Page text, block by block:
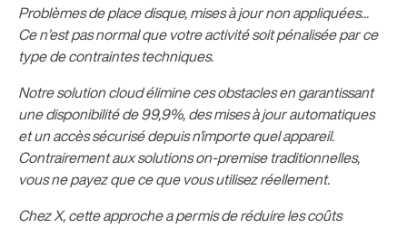
Problèmes de place disque, mises à jour non appliquées...
Ce n’est pas normal que votre activité soit pénalisée par ce
type de contraintes techniques.
Notre solution cloud élimine ces obstacles en garantissant
une disponibilité de 99,9%, des mises à jour automatiques
et un accès sécurisé depuis n'importe quel appareil.
Contrairement aux solutions on-premise traditionnelles,
vous ne payez que ce que vous utilisez réellement.
Chez X, cette approche a permis de réduire les coûts